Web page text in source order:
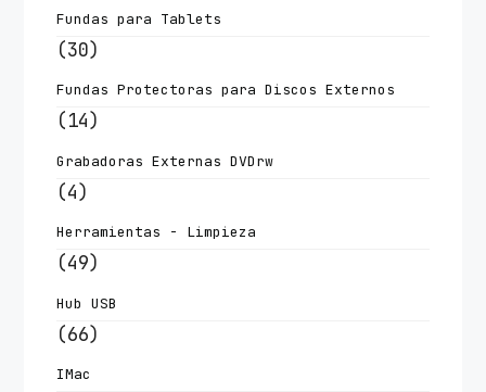
Fundas para Tablets
(30)
Fundas Protectoras para Discos Externos
(14)
Grabadoras Externas DVDrw
(4)
Herramientas - Limpieza
(49)
Hub USB
(66)
IMac